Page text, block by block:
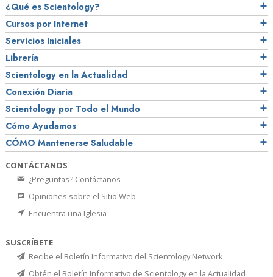
¿Qué es Scientology?
Cursos por Internet
Servicios Iniciales
Librería
Scientology en la Actualidad
Conexión Diaria
Scientology por Todo el Mundo
Cómo Ayudamos
CÓMO Mantenerse Saludable
CONTÁCTANOS
¿Preguntas? Contáctanos
Opiniones sobre el Sitio Web
Encuentra una Iglesia
SUSCRÍBETE
Recibe el Boletín Informativo del Scientology Network
Obtén el Boletín Informativo de Scientology en la Actualidad